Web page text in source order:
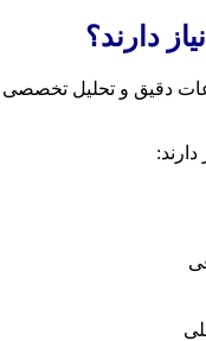
دارند؟
دقیق و تحلیل تخصصی